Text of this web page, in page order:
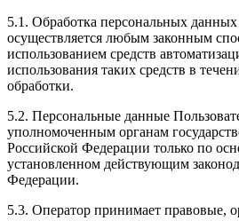
5.1. Обработка персональных данных
осуществляется любым законным
использованием средств
использования таких средств в
обработки.
5.2. Персональные данные
уполномоченным органам
Российской Федерации только по
установленном действующим
Федерации.
5.3. Оператор принимает правовые,